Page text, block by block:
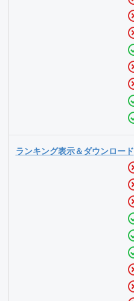
ランキング表示＆ダウンロード